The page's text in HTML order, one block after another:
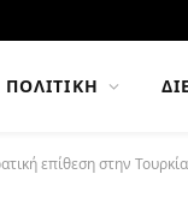
ΠΟΛΙΤΙΚΉ
επίθεση στην